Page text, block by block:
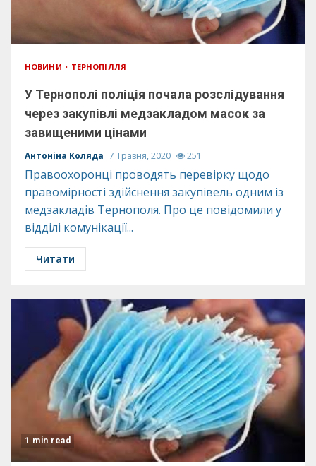
НОВИНИ ТЕРНОПІЛЛЯ
У Тернополі поліція почала розслідування
через закупівлі медзакладом масок за
завищеними цінами
Антоніна Коляда 7 Травня, 2020 251
Правоохоронці проводять перевірку щодо
правомірності здійснення закупівель одним із
медзакладів Тернополя. Про це повідомили у
відділі комунікації...
Читати
1 min read